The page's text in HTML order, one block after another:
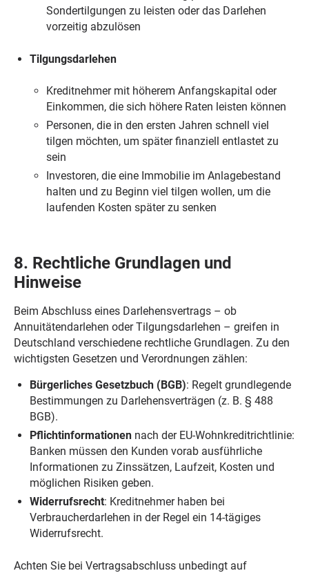
Sondertilgungen zu leisten oder das Darlehen
vorzeitig abzulösen
Tilgungsdarlehen
Kreditnehmer mit höherem Anfangskapital oder
Einkommen, die sich höhere Raten leisten können
Personen, die in den ersten Jahren schnell viel
tilgen möchten, um später finanziell entlastet zu
sein
Investoren, die eine Immobilie im Anlagebestand
halten und zu Beginn viel tilgen wollen, um die
laufenden Kosten später zu senken
8. Rechtliche Grundlagen und
Hinweise
Beim Abschluss eines Darlehensvertrags – ob
Annuitätendarlehen oder Tilgungsdarlehen – greifen in
Deutschland verschiedene rechtliche Grundlagen. Zu den
wichtigsten Gesetzen und Verordnungen zählen:
Bürgerliches Gesetzbuch (BGB): Regelt grundlegende
Bestimmungen zu Darlehensverträgen (z. B. § 488
BGB).
Pflichtinformationen nach der EU-Wohnkreditrichtlinie:
Banken müssen den Kunden vorab ausführliche
Informationen zu Zinssätzen, Laufzeit, Kosten und
möglichen Risiken geben.
Widerrufsrecht: Kreditnehmer haben bei
Verbraucherdarlehen in der Regel ein 14-tägiges
Widerrufsrecht.
Achten Sie bei Vertragsabschluss unbedingt auf